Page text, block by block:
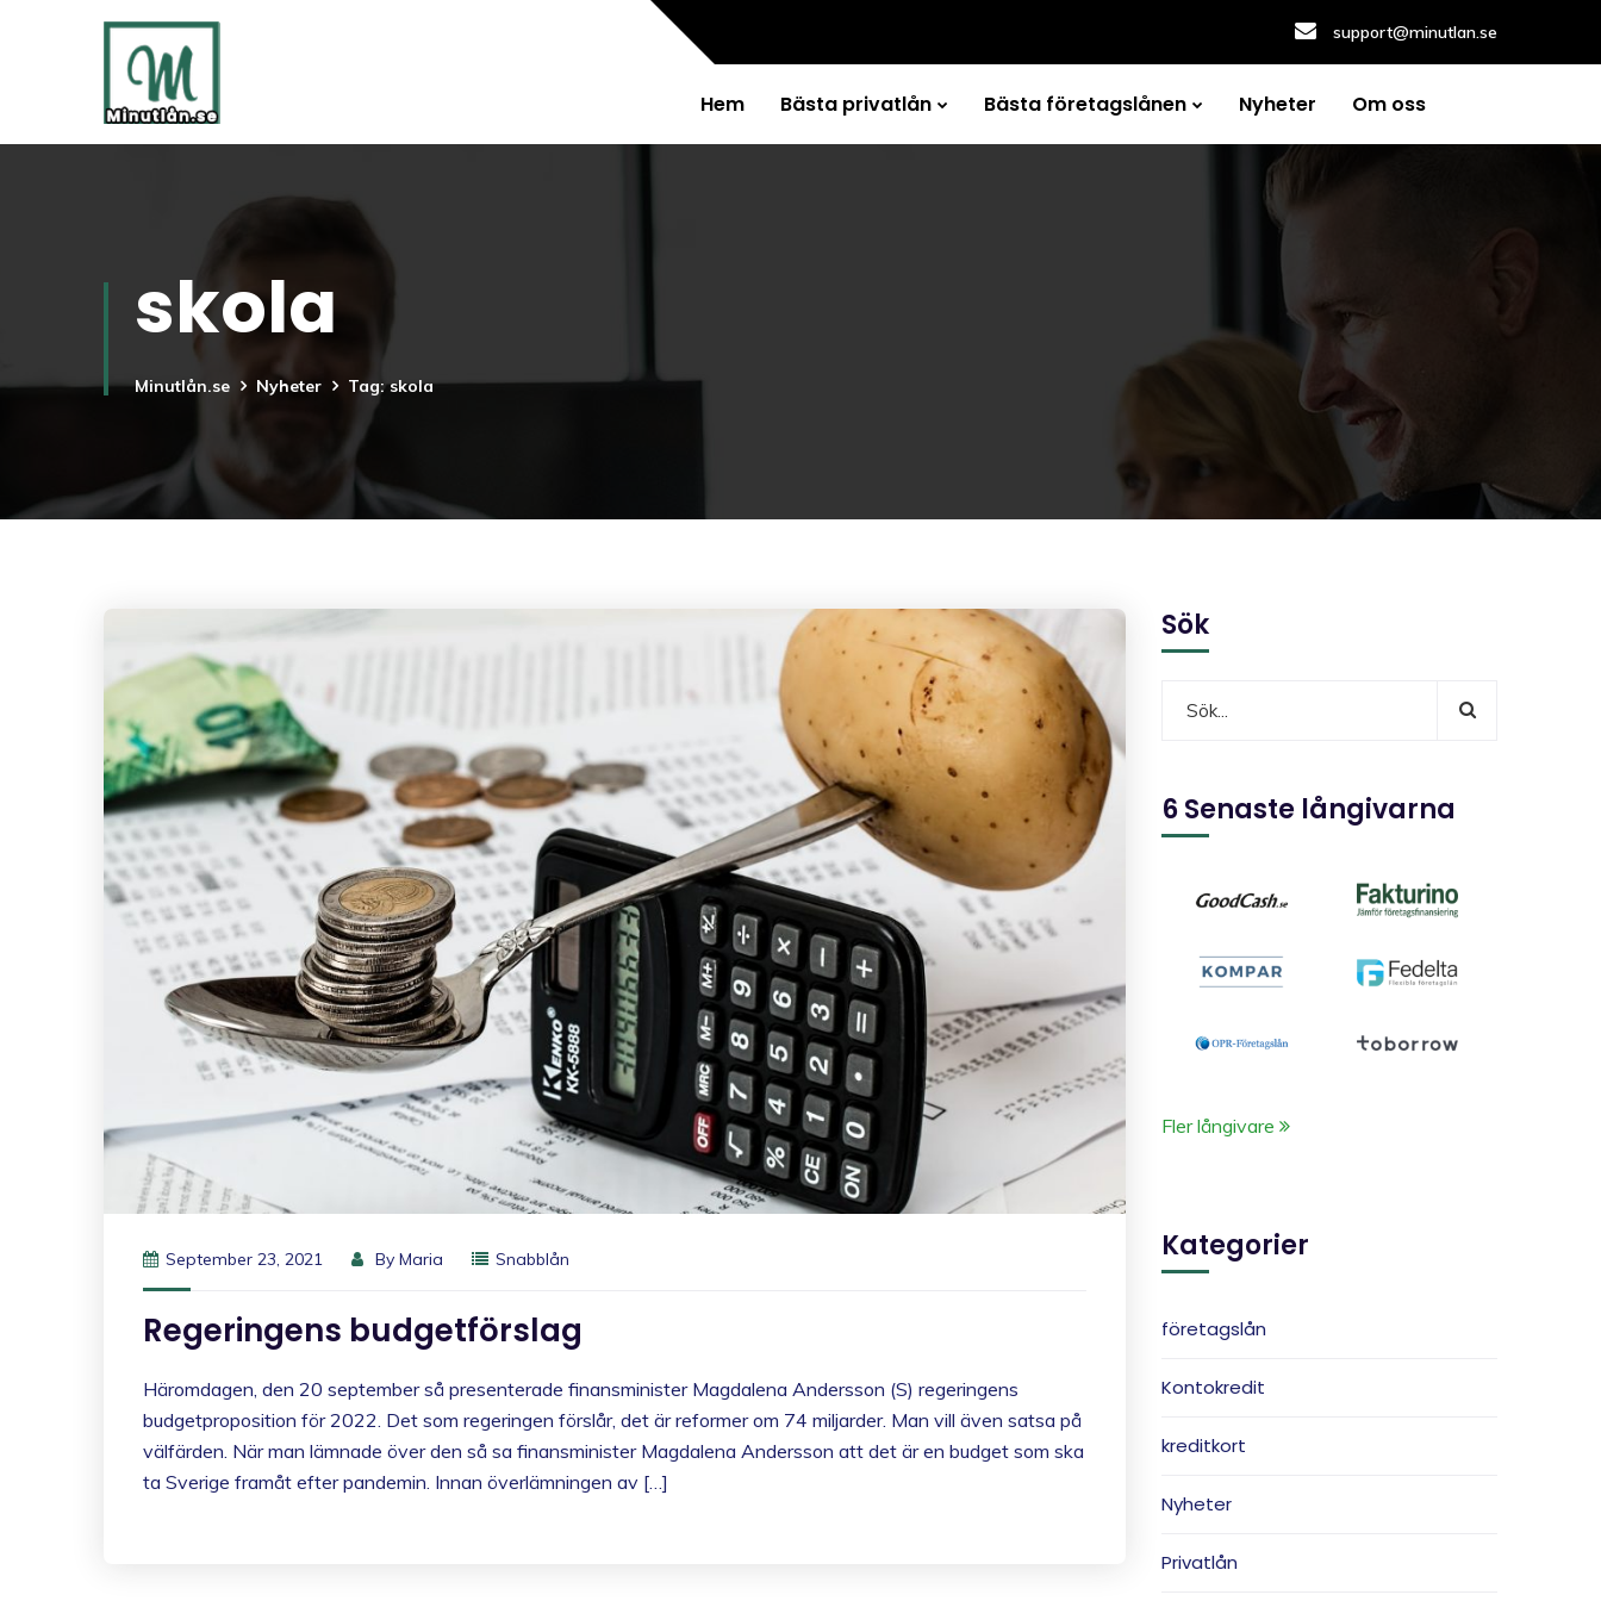
support@minutlan.se
Hem Bästa privatlån Bästa företagslånen Nyheter Om oss
skola
Minutlån.se Nyheter Tag: skola
September 23, 2021 By Maria Snabblån
Regeringens budgetförslag
Häromdagen, den 20 september så presenterade finansminister Magdalena Andersson (S) regeringens
budgetproposition för 2022. Det som regeringen förslår, det är reformer om 74 miljarder. Man vill även satsa på
välfärden. När man lämnade över den så sa finansminister Magdalena Andersson att det är en budget som ska
ta Sverige framåt efter pandemin. Innan överlämningen av […]
Sök
6 Senaste långivarna
Fler långivare
Kategorier
företagslån
Kontokredit
kreditkort
Nyheter
Privatlån